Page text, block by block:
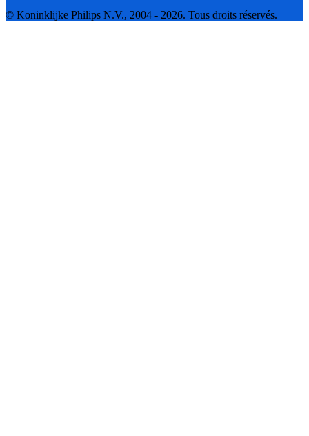
© Koninklijke Philips N.V., 2004 - 2026. Tous droits réservés.